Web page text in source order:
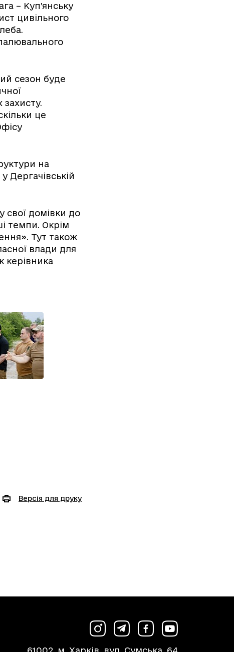
– Куп’янську
цивільного
сезон буде
захисту.
це
на
Дергачівській
домівки до
темпи. Окрім
Тут також
влади для
керівника
Версія для друку